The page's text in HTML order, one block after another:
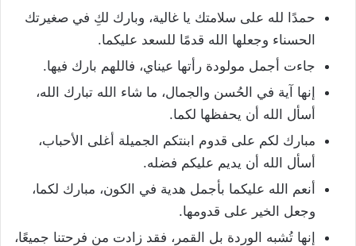
حمدًا لله على سلامتك يا غالية، وبارك لكِ في صغيرتك
الحسناء وجعلها الله قدمًا للسعد عليكما.
جاءت أجمل مولودة رأتها عيناي، فاللهم بارك فيها.
إنها آية في الحُسن والجمال، ما شاء الله تبارك الله،
أسأل الله أن يحفظها لكما.
مبارك لكم على قدوم ابنتكم الجميلة أغلى الأحباب،
أسأل الله أن يديم عليكم فضله.
أنعم الله عليكما بأجمل هدية في الكون، مبارك لكما،
وجعل الخير على قدومها.
إنها تُشبه الوردة بل القمر، فقد زادت من فرحتنا جميعًا،